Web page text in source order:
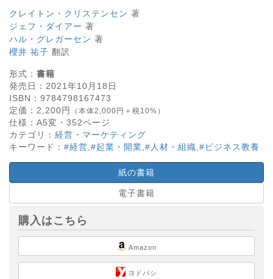
クレイトン・クリステンセン 著
ジェフ・ダイアー 著
ハル・グレガーセン 著
櫻井 祐子 翻訳
形式： 書籍
発売日： 2021年10月18日
ISBN： 9784798167473
定価： 2,200円 （本体2,000円＋税10%）
仕様： A5変・ 352ページ
カテゴリ： 経営・マーケティング
キーワード： #経営 #起業・開業 #人材・組織 #ビジネス教養
紙の書籍
電子書籍
購入はこちら
Amazon
ヨドバシ